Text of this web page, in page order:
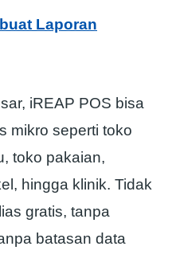
Laporan
iREAP POS bisa
mikro seperti toko
toko pakaian,
hingga klinik. Tidak
gratis, tanpa
batasan data